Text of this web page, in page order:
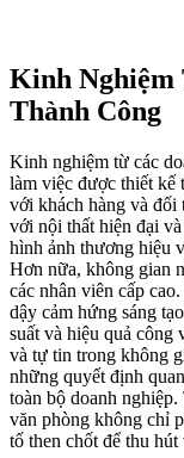
Kinh Nghiệm
Thành Công
Kinh nghiệm từ các
làm việc được thiết kế
với khách hàng và
với nội thất hiện đại
hình ảnh thương hiệu
Hơn nữa, không gian
các nhân viên cấp
dậy cảm hứng sáng
suất và hiệu quả công
và tự tin trong không
những quyết định
toàn bộ doanh
văn phòng không chỉ
tố then chốt để thu